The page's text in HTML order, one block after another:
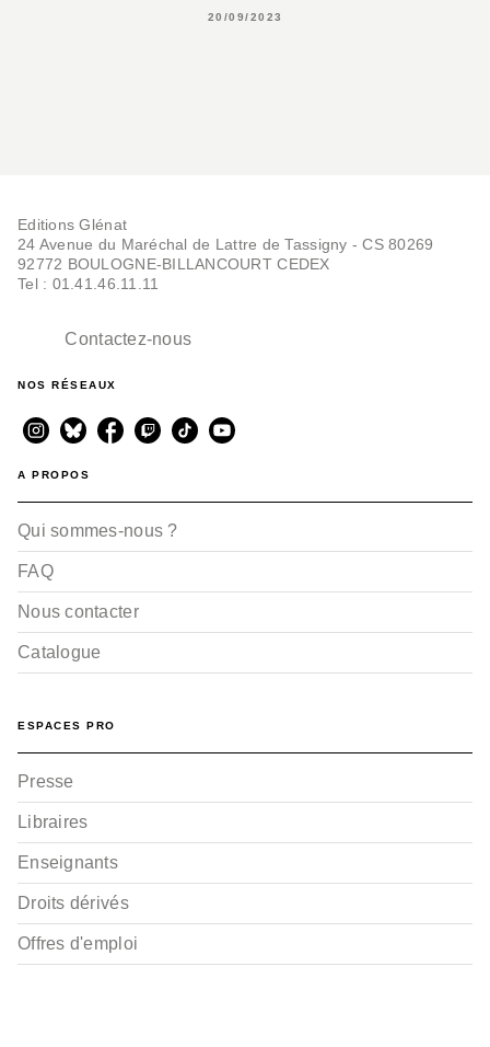
20/09/2023
Editions Glénat
24 Avenue du Maréchal de Lattre de Tassigny - CS 80269
92772 BOULOGNE-BILLANCOURT CEDEX
Tel : 01.41.46.11.11
Contactez-nous
NOS RÉSEAUX
A PROPOS
Qui sommes-nous ?
FAQ
Nous contacter
Catalogue
ESPACES PRO
Presse
Libraires
Enseignants
Droits dérivés
Offres d'emploi